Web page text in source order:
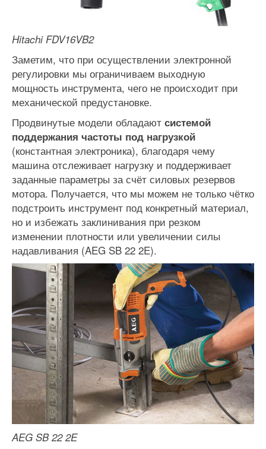
Hitachi FDV16VB2
Заметим, что при осуществлении электронной
регулировки мы ограничиваем выходную
мощность инструмента, чего не происходит при
механической предустановке.
Продвинутые модели обладают системой
поддержания частоты под нагрузкой
(константная электроника), благодаря чему
машина отслеживает нагрузку и поддерживает
заданные параметры за счёт силовых резервов
мотора. Получается, что мы можем не только чётко
подстроить инструмент под конкретный материал,
но и избежать заклинивания при резком
изменении плотности или увеличении силы
надавливания (AEG SB 22 2E).
AEG SB 22 2E